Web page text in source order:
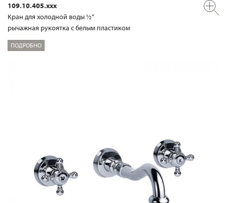
109.10.405.xxx
Кран для холодной воды ½“
рычажная рукоятка с белым пластиком
ПОДРОБНО